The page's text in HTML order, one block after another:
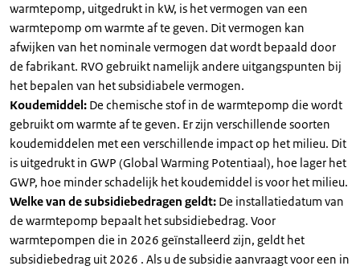
warmtepomp, uitgedrukt in kW, is het vermogen van een
warmtepomp om warmte af te geven. Dit vermogen kan
afwijken van het nominale vermogen dat wordt bepaald door
de fabrikant. RVO gebruikt namelijk andere uitgangspunten bij
het bepalen van het subsidiabele vermogen.
Koudemiddel: De chemische stof in de warmtepomp die wordt
gebruikt om warmte af te geven. Er zijn verschillende soorten
koudemiddelen met een verschillende impact op het milieu. Dit
is uitgedrukt in GWP (Global Warming Potentiaal), hoe lager het
GWP, hoe minder schadelijk het koudemiddel is voor het milieu.
Welke van de subsidiebedragen geldt: De installatiedatum van
de warmtepomp bepaalt het subsidiebedrag. Voor
warmtepompen die in 2026 geïnstalleerd zijn, geldt het
subsidiebedrag uit 2026 . Als u de subsidie aanvraagt voor een in